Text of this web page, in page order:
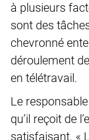
à plusieurs
sont des
chevronné
déroulement
en télétravail.
Le
qu’il reçoit de
satisfaisant. «